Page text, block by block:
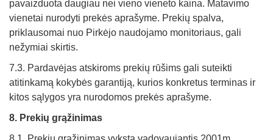
pavaizduota daugiau nei vieno vieneto kaina. Matavimo
vienetai nurodyti prekės aprašyme. Prekių spalva,
priklausomai nuo Pirkėjo naudojamo monitoriaus, gali
nežymiai skirtis.
7.3. Pardavėjas atskiroms prekių rūšims gali suteikti
atitinkamą kokybės garantiją, kurios konkretus terminas ir
kitos sąlygos yra nurodomos prekės aprašyme.
8. Prekių grąžinimas